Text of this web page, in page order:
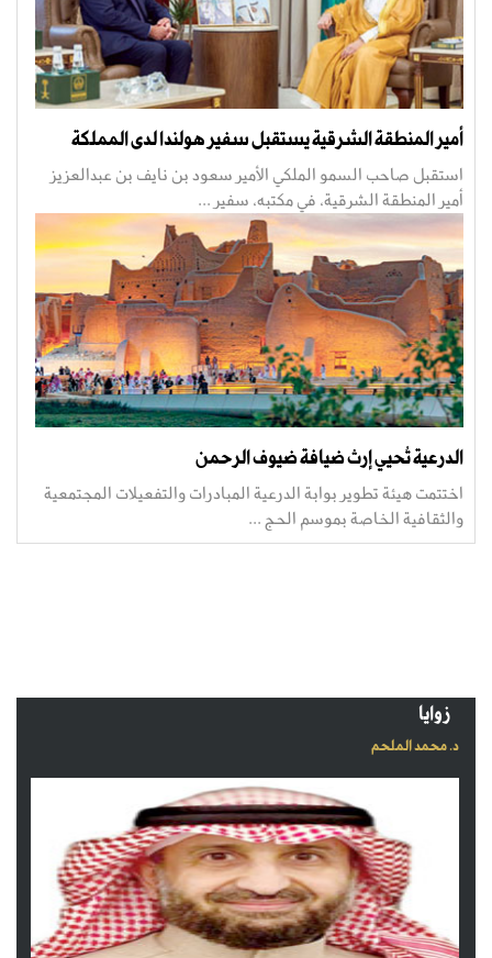
أمير المنطقة الشرقية يستقبل سفير هولندا لدى المملكة
استقبل صاحب السمو الملكي الأمير سعود بن نايف بن عبدالعزيز
أمير المنطقة الشرقية، في مكتبه، سفير ...
الدرعية تُحيي إرث ضيافة ضيوف الرحمن
اختتمت هيئة تطوير بوابة الدرعية المبادرات والتفعيلات المجتمعية
والثقافية الخاصة بموسم الحج ...
زوايا
د. محمد الملحم